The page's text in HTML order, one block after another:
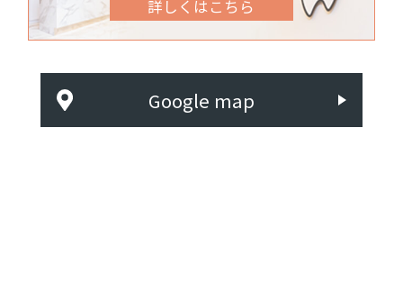
詳しくはこちら
Google map